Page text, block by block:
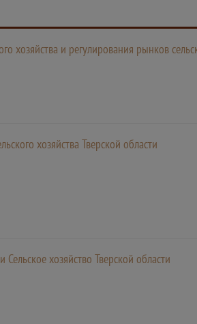
хозяйства и регулирования рынков
хозяйства Тверской области
хозяйство Тверской области